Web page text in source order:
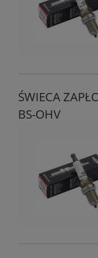
ŚWIECA
BS-OHV